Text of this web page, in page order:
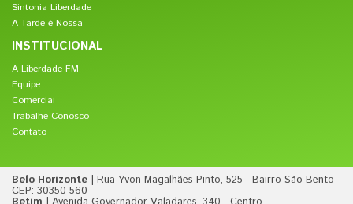
Sintonia Liberdade
A Tarde é Nossa
INSTITUCIONAL
A Liberdade FM
Equipe
Comercial
Trabalhe Conosco
Contato
Belo Horizonte | Rua Yvon Magalhães Pinto, 525 - Bairro São Bento -
CEP: 30350-560